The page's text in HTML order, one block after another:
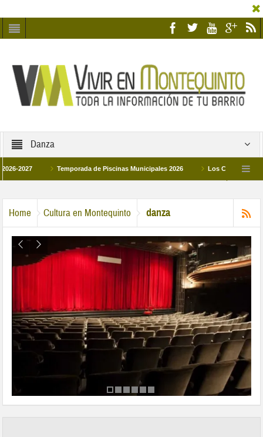
Danza
Temporada de Piscinas Municipales 2026 Los Campus de
Home Cultura en Montequinto danza